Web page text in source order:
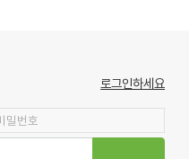
로그인하세요